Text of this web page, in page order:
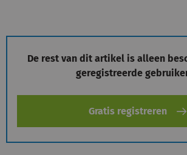
De rest van dit artikel is alleen
geregistreerde
Gratis registreren